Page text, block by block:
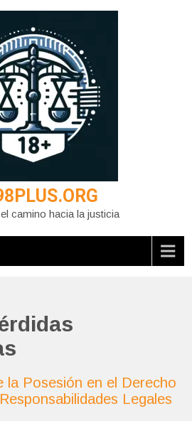
camino hacia la justicia
la Posesión en el Derecho
Legales